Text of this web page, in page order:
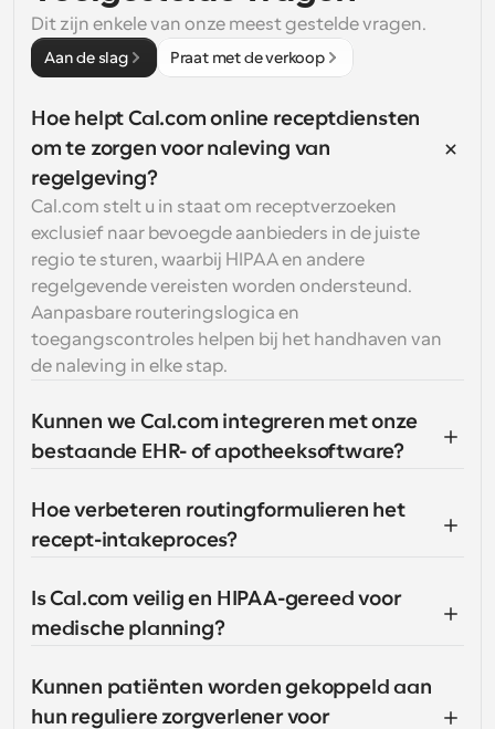
Dit zijn enkele van onze meest gestelde vragen.
Aan de slag Praat met de verkoop
Hoe helpt Cal.com online receptdiensten
om te zorgen voor naleving van
regelgeving?
Cal.com stelt u in staat om receptverzoeken
exclusief naar bevoegde aanbieders in de juiste
regio te sturen, waarbij HIPAA en andere
regelgevende vereisten worden ondersteund.
Aanpasbare routeringslogica en
toegangscontroles helpen bij het handhaven van
de naleving in elke stap.
Kunnen we Cal.com integreren met onze
bestaande EHR- of apotheeksoftware?
Hoe verbeteren routingformulieren het
recept-intakeproces?
Is Cal.com veilig en HIPAA-gereed voor
medische planning?
Kunnen patiënten worden gekoppeld aan
hun reguliere zorgverlener voor